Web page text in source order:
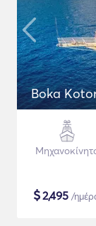
Boka
$2,495 /